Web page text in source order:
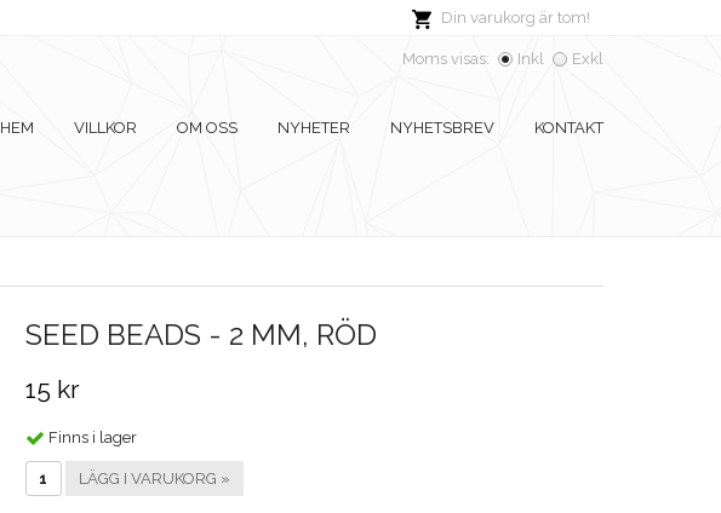
Din varukorg är tom!
Moms visas: Inkl Exkl
HEM VILLKOR OM OSS NYHETER NYHETSBREV KONTAKT
SEED BEADS - 2 MM, RÖD
15 kr
Finns i lager
LÄGG I VARUKORG »